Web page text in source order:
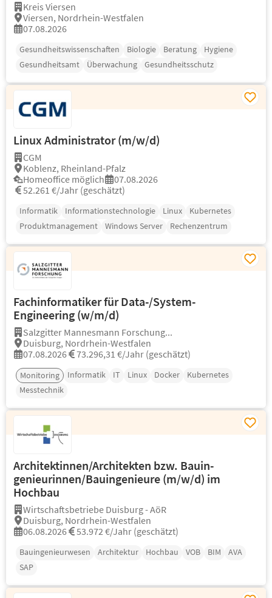
Kreis Viersen
Viersen, Nordrhein-Westfalen
07.08.2026
Gesundheitswissenschaften Biologie Beratung
Hygiene
Gesundheitsamt
Überwachung Gesundheitsschutz
Linux Administrator (m/w/d)
CGM
Koblenz, Rheinland-Pfalz
Homeoffice möglich
07.08.2026
52.261 €/Jahr (geschätzt)
Informatik Informationstechnologie Linux
Kubernetes
Produktmanagement
Windows Server Rechenzentrum
Fachinformatiker für Data-/System-
Engineering (w/m/d)
Salzgitter Mannesmann Forschung...
Duisburg, Nordrhein-Westfalen
07.08.2026
73.296,31 €/Jahr (geschätzt)
Monitoring Informatik IT Linux Docker
Kubernetes
Messtechnik
Architektinnen/Architekten bzw. Bauin-
genieurinnen/Bauingenieure (m/w/d) im
Hochbau
Wirtschaftsbetriebe Duisburg - AöR
Duisburg, Nordrhein-Westfalen
06.08.2026
53.972 €/Jahr (geschätzt)
Bauingenieurwesen Architektur Hochbau VOB BIM
AVA
SAP